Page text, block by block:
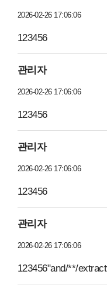
2026-02-26 17:06:06
123456
관리자
2026-02-26 17:06:06
123456
관리자
2026-02-26 17:06:06
123456
관리자
2026-02-26 17:06:06
123456"and/**/